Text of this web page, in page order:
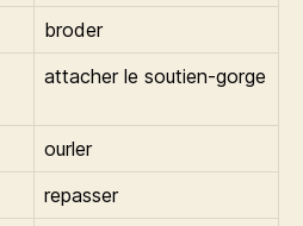
broder
attacher le soutien-gorge
ourler
repasser